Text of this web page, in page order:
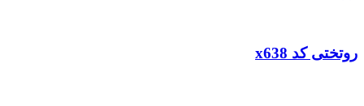
روتختی کد x638